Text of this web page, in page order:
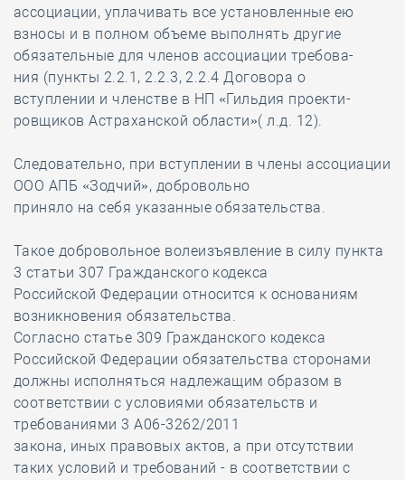
ассоциации, уплачивать все установленные ею
взносы и в полном объеме выполнять другие
обязательные для членов ассоциации требова-
ния (пункты 2.2.1, 2.2.3, 2.2.4 Договора о
вступлении и членстве в НП «Гильдия проекти-
ровщиков Астраханской области»( л.д. 12).
Следовательно, при вступлении в члены ассоциации
ООО АПБ «Зодчий», добровольно
приняло на себя указанные обязательства.
Такое добровольное волеизъявление в силу пункта
3 статьи 307 Гражданского кодекса
Российской Федерации относится к основаниям
возникновения обязательства.
Согласно статье 309 Гражданского кодекса
Российской Федерации обязательства сторонами
должны исполняться надлежащим образом в
соответствии с условиями обязательств и
требованиями 3 А06-3262/2011
закона, иных правовых актов, а при отсутствии
таких условий и требований - в соответствии с